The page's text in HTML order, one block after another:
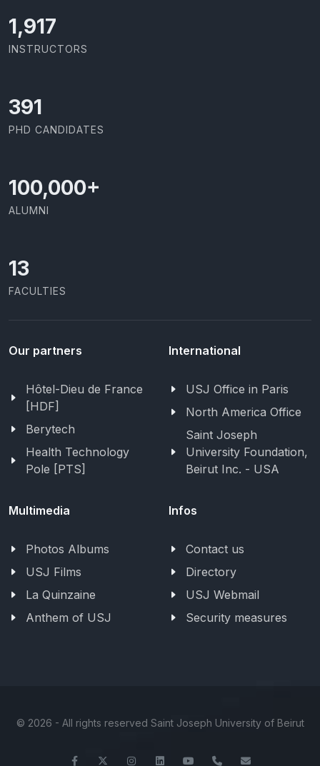
2,029
INSTRUCTORS
414
PHD CANDIDATES
100,000+
ALUMNI
13
FACULTIES
Our partners
Hôtel-Dieu de France
[HDF]
Berytech
Health Technology
Pole [PTS]
International
USJ Office in Paris
North America Office
Saint Joseph
University Foundation,
Beirut Inc. - USA
Multimedia
Photos Albums
USJ Films
La Quinzaine
Anthem of USJ
Infos
Contact us
Directory
USJ Webmail
Security measures
© 2026 - All rights reserved Saint Joseph University of Beirut
FacebookTwitter InstagramLinkedInYouTube+961-1-421000